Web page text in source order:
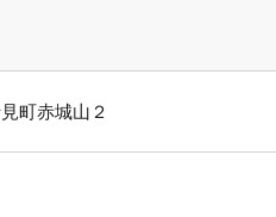
町赤城山２